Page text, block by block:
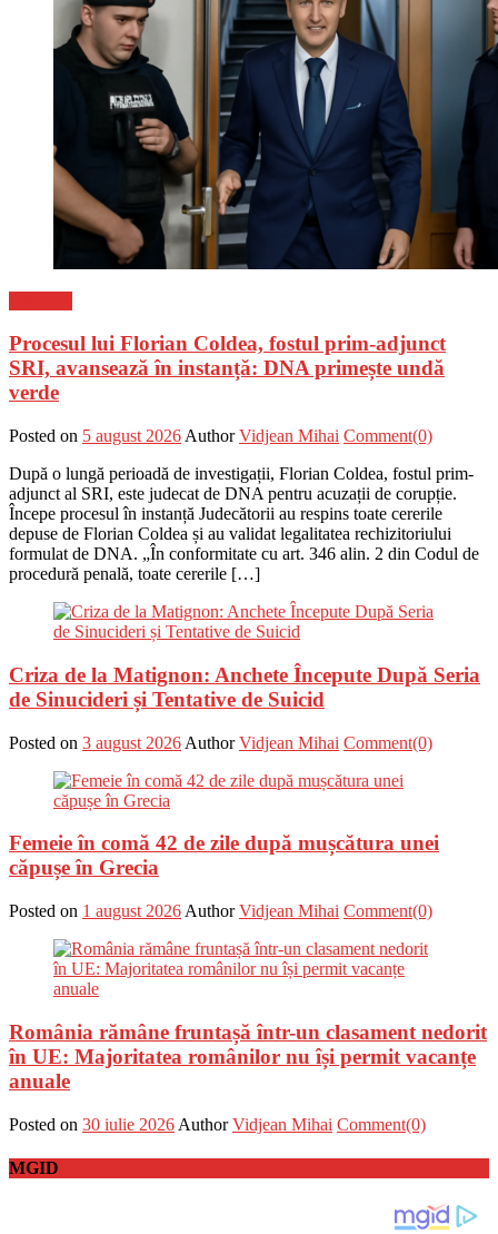
Procesul lui Florian Coldea, fostul prim-adjunct
SRI, avansează în instanță: DNA primește undă
verde
Posted on 5 august 2026 Author Vidjean Mihai Comment(0)
După o lungă perioadă de investigații, Florian Coldea, fostul prim-
adjunct al SRI, este judecat de DNA pentru acuzații de corupție.
Începe procesul în instanță Judecătorii au respins toate cererile
depuse de Florian Coldea și au validat legalitatea rechizitoriului
formulat de DNA. „În conformitate cu art. 346 alin. 2 din Codul de
procedură penală, toate cererile […]
Criza de la Matignon: Anchete Începute După Seria
de Sinucideri și Tentative de Suicid
Posted on 3 august 2026 Author Vidjean Mihai Comment(0)
Femeie în comă 42 de zile după mușcătura unei
căpușe în Grecia
Posted on 1 august 2026 Author Vidjean Mihai Comment(0)
România rămâne fruntașă într-un clasament nedorit
în UE: Majoritatea românilor nu își permit vacanțe
anuale
Posted on 30 iulie 2026 Author Vidjean Mihai Comment(0)
MGID